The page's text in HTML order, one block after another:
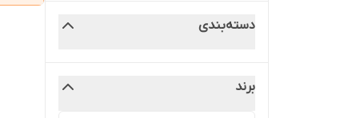
دسته‌بندی
برند